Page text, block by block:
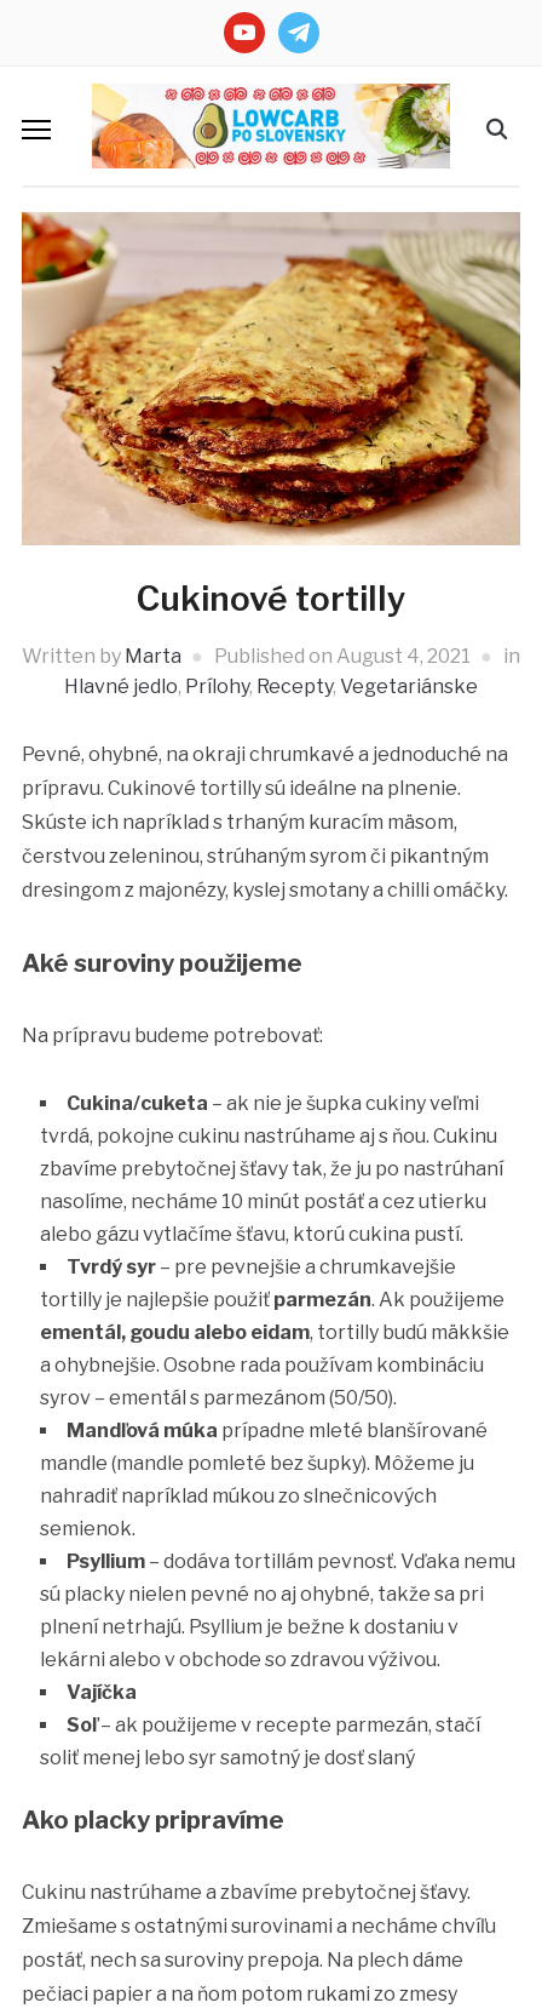
youtubetelegram
Cukinové tortilly
Written by Marta Published on August 4, 2021
in
Hlavné jedlo, Prílohy, Recepty, Vegetariánske
Pevné, ohybné, na okraji chrumkavé a jednoduché na
prípravu. Cukinové tortilly sú ideálne na plnenie.
Skúste ich napríklad s trhaným kuracím mäsom,
čerstvou zeleninou, strúhaným syrom či pikantným
dresingom z majonézy, kyslej smotany a chilli omáčky.
Aké suroviny použijeme
Na prípravu budeme potrebovať:
Cukina/cuketa – ak nie je šupka cukiny veľmi
tvrdá, pokojne cukinu nastrúhame aj s ňou. Cukinu
zbavíme prebytočnej šťavy tak, že ju po nastrúhaní
nasolíme, necháme 10 minút postáť a cez utierku
alebo gázu vytlačíme šťavu, ktorú cukina pustí.
Tvrdý syr– pre pevnejšie a chrumkavejšie
tortilly je najlepšie použiť parmezán. Ak použijeme
ementál, goudu alebo eidam, tortilly budú mäkkšie
a ohybnejšie. Osobne rada používam kombináciu
syrov – ementál s parmezánom (50/50).
Mandľová múka prípadne mleté blanšírované
mandle (mandle pomleté bez šupky). Môžeme ju
nahradiť napríklad múkou zo slnečnicových
semienok.
Psyllium– dodáva tortillám pevnosť. Vďaka nemu
sú placky nielen pevné no aj ohybné, takže sa pri
plnení netrhajú. Psyllium je bežne k dostaniu v
lekárni alebo v obchode so zdravou výživou.
Vajíčka
Soľ– ak použijeme v recepte parmezán, stačí
soliť menej lebo syr samotný je dosť slaný
Ako placky pripravíme
Cukinu nastrúhame a zbavíme prebytočnej šťavy.
Zmiešame s ostatnými surovinami a necháme chvíľu
postáť, nech sa suroviny prepoja. Na plech dáme
pečiaci papier a na ňom potom rukami zo zmesy